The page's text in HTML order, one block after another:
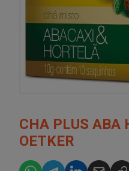
CHA PLUS ABA
OETKER